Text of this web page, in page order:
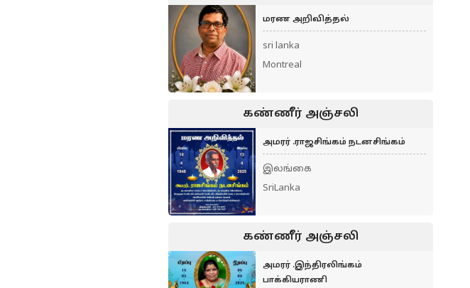
மரண அறிவித்தல்
sri lanka
Montreal
கண்ணீர் அஞ்சலி
அமரர் .ராஜசிங்கம் நடனசிங்கம்
இலங்கை
SriLanka
கண்ணீர் அஞ்சலி
அமரர் .இந்திரலிங்கம்
பாக்கியராணி